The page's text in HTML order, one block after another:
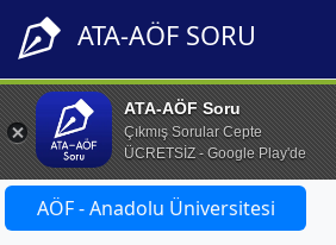
ATA-AÖF SORU
ATA-AÖF Soru
Çıkmış Sorular Cepte
ÜCRETSİZ - Google Play'de
AÖF - Anadolu Üniversitesi